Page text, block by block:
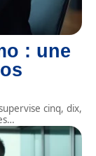
: une
cinq, dix,
…